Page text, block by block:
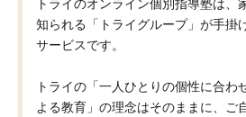
トライのオンライン個別指導塾は、
知られる「トライグループ」が手掛
サービスです。
トライの「一人ひとりの個性に合わ
よる教育」の理念はそのままに、ご